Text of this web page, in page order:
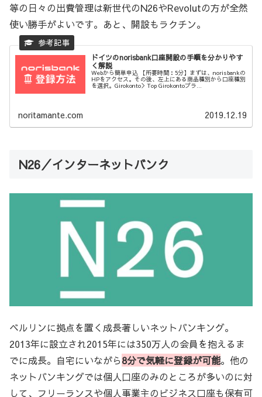
等の日々の出費管理は新世代のN26やRevolutの方が全然
使い勝手がよいです。あと、開設もラクチン。
ドイツのnorisbank口座開設の手順を分かりやす
く解説
Webから簡単申込 【所要時間：5分】まずは、norisbankの
HPをアクセス。その後、左上にある商品種別から口座種別
を選択。Girokonto＞Top Girokontoプラ...
noritamante.com 2019.12.19
N26／インターネットバンク
ベルリンに拠点を置く成長著しいネットバンキング。
2013年に設立され2015年には350万人の会員を抱えるま
でに成長。自宅にいながら8分で気軽に登録が可能。他の
ネットバンキングでは個人口座のみのところが多いのに対
して、フリーランスや個人事業主のビジネス口座も保有可